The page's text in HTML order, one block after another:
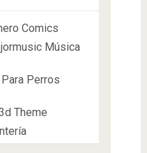
Comics
Música
Perros
Theme